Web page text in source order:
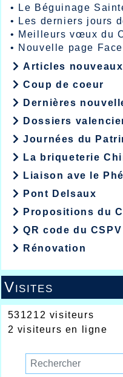
•
Le Béguinage
•
Les derniers jours
• Meilleurs vœux du
• Nouvelle page
Articles nouveaux
Coup de coeur
Dernières
Dossiers
Journées du
La briqueterie
Liaison ave le
Pont Delsaux
Propositions du
QR code du CSPV
Rénovation
Visites
531212 visiteurs
2 visiteurs en ligne